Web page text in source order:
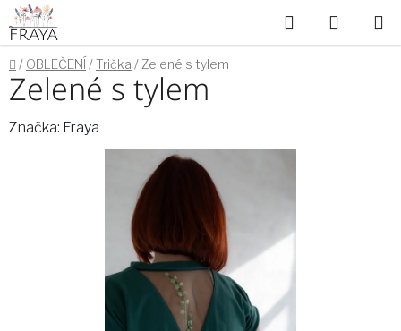
Přejít
na
obsah
Hledat
KOŠÍK
Domů
/ OBLEČENÍ /Trička / Zelené s tylem
Zelené s tylem
Značka: Fraya